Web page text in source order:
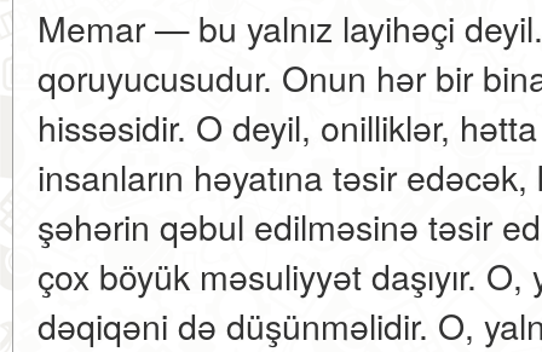
Memar — bu yalnız layihəçi
qoruyucusudur. Onun hər bir
hissəsidir. O deyil, onilliklər,
insanların həyatına təsir
şəhərin qəbul edilməsinə təsir
çox böyük məsuliyyət daşıyır.
dəqiqəni də düşünməlidir. O,